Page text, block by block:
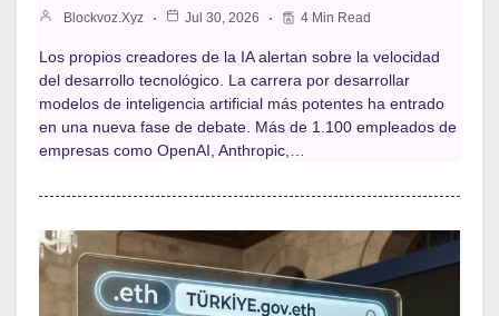
Blockvoz.xyz Jul 30, 2026 4 Min Read
Los propios creadores de la IA alertan sobre la velocidad
del desarrollo tecnológico. La carrera por desarrollar
modelos de inteligencia artificial más potentes ha entrado
en una nueva fase de debate. Más de 1.100 empleados de
empresas como OpenAI, Anthropic,…